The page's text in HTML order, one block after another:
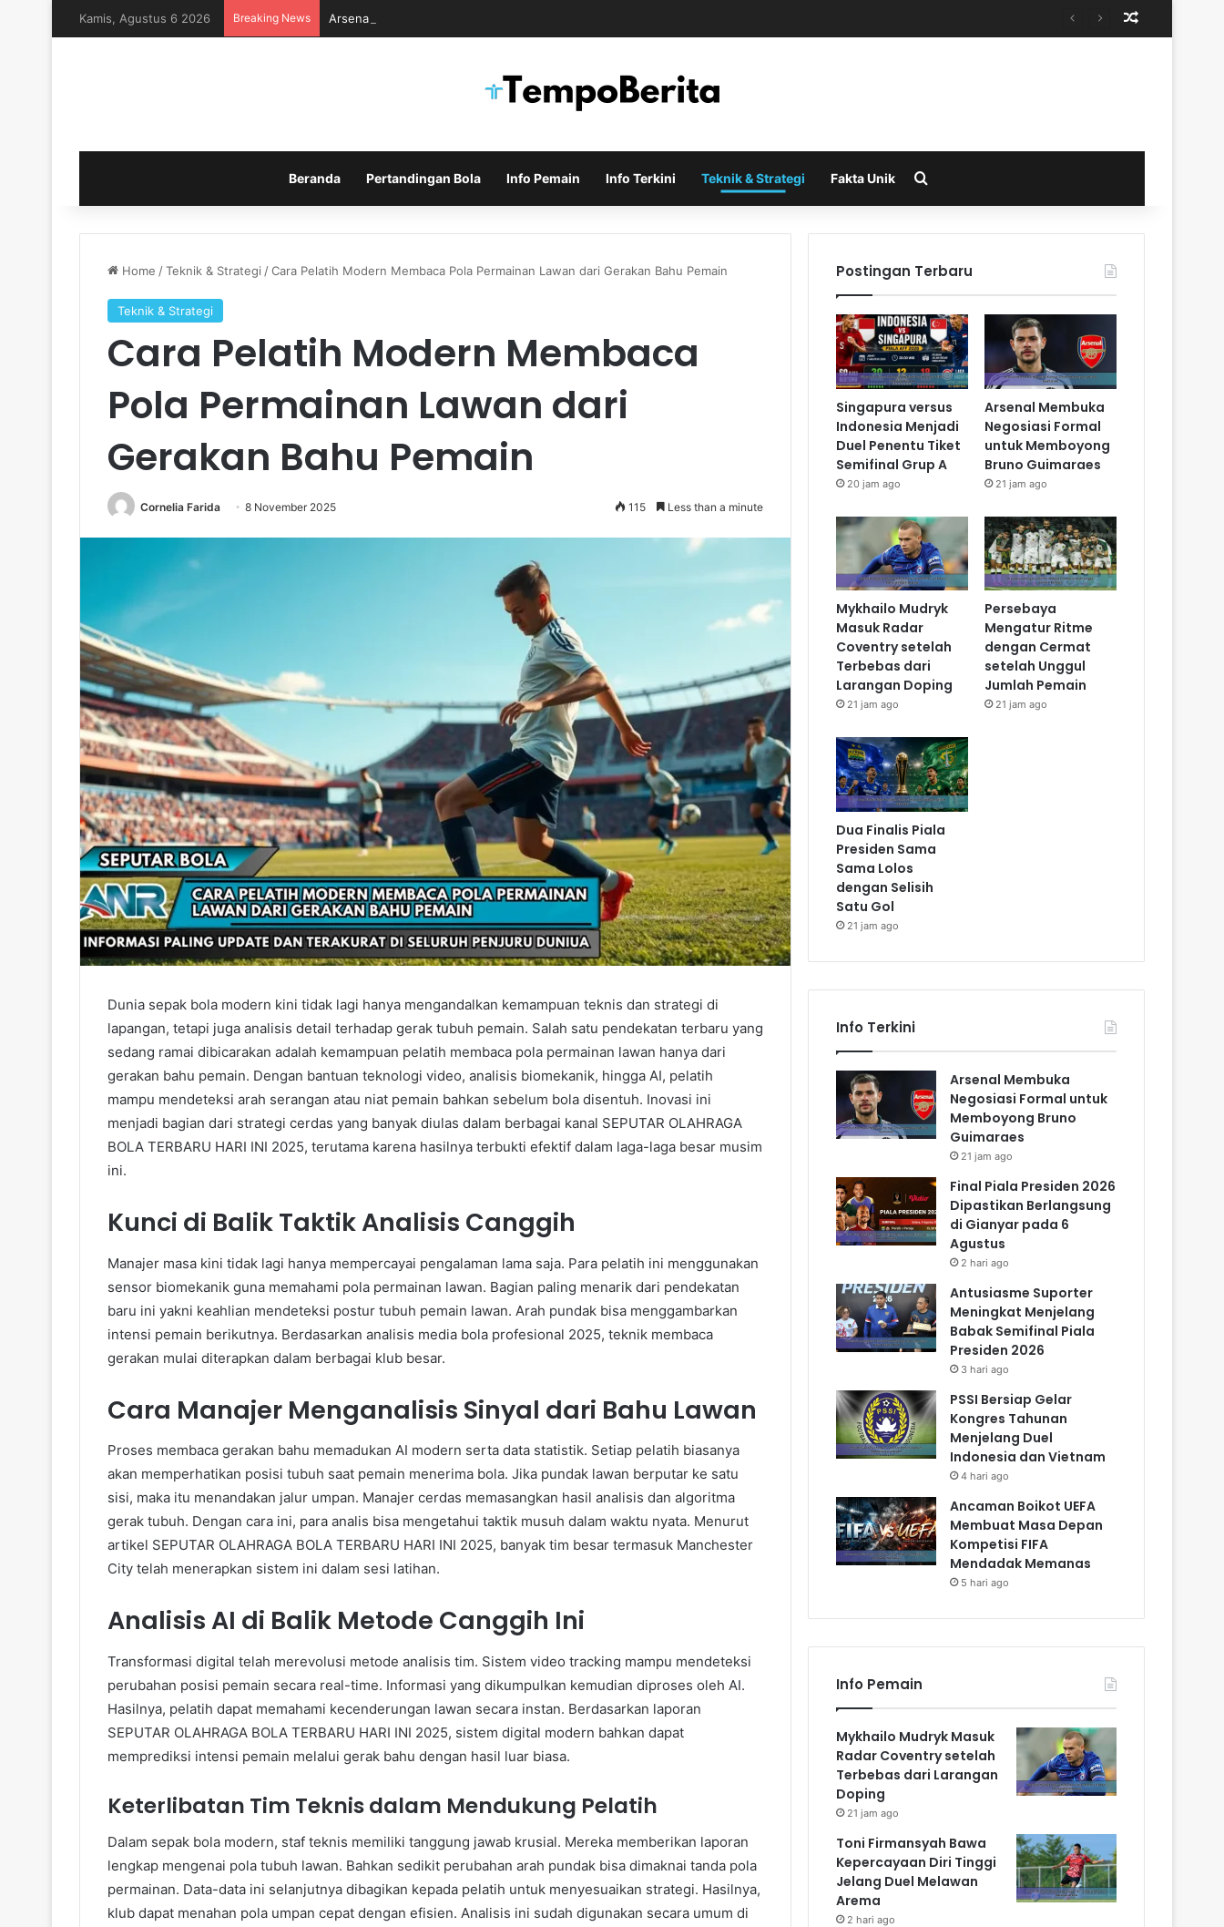
Kamis, Agustus 6 2026 Breaking News Arsenal Membuka Negosiasi Formal untuk Memboyong Bruno Guimaraes
Beranda Pertandingan Bola Info Pemain Info Terkini Teknik & Strategi Fakta Unik
Home /Teknik & Strategi /Cara Pelatih Modern Membaca Pola Permainan Lawan dari Gerakan Bahu Pemain
Teknik & Strategi
Cara Pelatih Modern Membaca
Pola Permainan Lawan dari
Gerakan Bahu Pemain
Cornelia Farida 8 November 2025 115 Less than a minute
Dunia sepak bola modern kini tidak lagi hanya mengandalkan kemampuan teknis dan strategi di
lapangan, tetapi juga analisis detail terhadap gerak tubuh pemain. Salah satu pendekatan terbaru yang
sedang ramai dibicarakan adalah kemampuan pelatih membaca pola permainan lawan hanya dari
gerakan bahu pemain. Dengan bantuan teknologi video, analisis biomekanik, hingga AI, pelatih
mampu mendeteksi arah serangan atau niat pemain bahkan sebelum bola disentuh. Inovasi ini
menjadi bagian dari strategi cerdas yang banyak diulas dalam berbagai kanal SEPUTAR OLAHRAGA
BOLA TERBARU HARI INI 2025, terutama karena hasilnya terbukti efektif dalam laga-laga besar musim
ini.
Kunci di Balik Taktik Analisis Canggih
Manajer masa kini tidak lagi hanya mempercayai pengalaman lama saja. Para pelatih ini menggunakan
sensor biomekanik guna memahami pola permainan lawan. Bagian paling menarik dari pendekatan
baru ini yakni keahlian mendeteksi postur tubuh pemain lawan. Arah pundak bisa menggambarkan
intensi pemain berikutnya. Berdasarkan analisis media bola profesional 2025, teknik membaca
gerakan mulai diterapkan dalam berbagai klub besar.
Cara Manajer Menganalisis Sinyal dari Bahu Lawan
Proses membaca gerakan bahu memadukan AI modern serta data statistik. Setiap pelatih biasanya
akan memperhatikan posisi tubuh saat pemain menerima bola. Jika pundak lawan berputar ke satu
sisi, maka itu menandakan jalur umpan. Manajer cerdas memasangkan hasil analisis dan algoritma
gerak tubuh. Dengan cara ini, para analis bisa mengetahui taktik musuh dalam waktu nyata. Menurut
artikel SEPUTAR OLAHRAGA BOLA TERBARU HARI INI 2025, banyak tim besar termasuk Manchester
City telah menerapkan sistem ini dalam sesi latihan.
Analisis AI di Balik Metode Canggih Ini
Transformasi digital telah merevolusi metode analisis tim. Sistem video tracking mampu mendeteksi
perubahan posisi pemain secara real-time. Informasi yang dikumpulkan kemudian diproses oleh AI.
Hasilnya, pelatih dapat memahami kecenderungan lawan secara instan. Berdasarkan laporan
SEPUTAR OLAHRAGA BOLA TERBARU HARI INI 2025, sistem digital modern bahkan dapat
memprediksi intensi pemain melalui gerak bahu dengan hasil luar biasa.
Keterlibatan Tim Teknis dalam Mendukung Pelatih
Dalam sepak bola modern, staf teknis memiliki tanggung jawab krusial. Mereka memberikan laporan
lengkap mengenai pola tubuh lawan. Bahkan sedikit perubahan arah pundak bisa dimaknai tanda pola
permainan. Data-data ini selanjutnya dibagikan kepada pelatih untuk menyesuaikan strategi. Hasilnya,
klub dapat menahan pola umpan cepat dengan efisien. Analisis ini sudah digunakan secara umum di
Postingan Terbaru
Singapura versus
Indonesia Menjadi
Duel Penentu Tiket
Semifinal Grup A
20 jam ago
Arsenal Membuka
Negosiasi Formal
untuk Memboyong
Bruno Guimaraes
21 jam ago
Mykhailo Mudryk
Masuk Radar
Coventry setelah
Terbebas dari
Larangan Doping
21 jam ago
Persebaya
Mengatur Ritme
dengan Cermat
setelah Unggul
Jumlah Pemain
21 jam ago
Dua Finalis Piala
Presiden Sama
Sama Lolos
dengan Selisih
Satu Gol
21 jam ago
Info Terkini
Arsenal Membuka
Negosiasi Formal untuk
Memboyong Bruno
Guimaraes
21 jam ago
Final Piala Presiden 2026
Dipastikan Berlangsung
di Gianyar pada 6
Agustus
2 hari ago
Antusiasme Suporter
Meningkat Menjelang
Babak Semifinal Piala
Presiden 2026
3 hari ago
PSSI Bersiap Gelar
Kongres Tahunan
Menjelang Duel
Indonesia dan Vietnam
4 hari ago
Ancaman Boikot UEFA
Membuat Masa Depan
Kompetisi FIFA
Mendadak Memanas
5 hari ago
Info Pemain
Mykhailo Mudryk Masuk
Radar Coventry setelah
Terbebas dari Larangan
Doping
21 jam ago
Toni Firmansyah Bawa
Kepercayaan Diri Tinggi
Jelang Duel Melawan
Arema
2 hari ago